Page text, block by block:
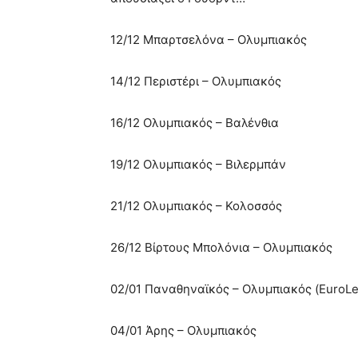
12/12 Μπαρτσελόνα – Ολυμπιακός
14/12 Περιστέρι – Ολυμπιακός
16/12 Ολυμπιακός – Βαλένθια
19/12 Ολυμπιακός – Βιλερμπάν
21/12 Ολυμπιακός – Κολοσσός
26/12 Βίρτους Μπολόνια – Ολυμπιακός
02/01 Παναθηναϊκός – Ολυμπιακός
04/01 Άρης – Ολυμπιακός